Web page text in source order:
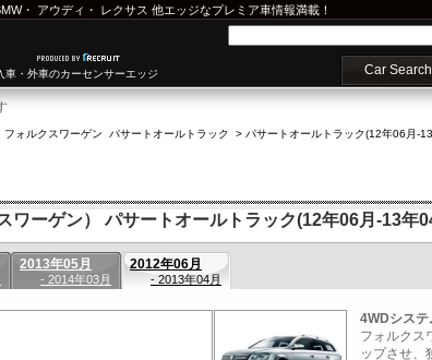
・ アウディ ・ レクサス 他エッジなプレミア車情報満載！
・外車のカーセンサーエッジ Car Search
フォルクスワーゲン パサートオールトラック > パサートオールトラック(12年06月-
ワーゲン） パサートオールトラック(12年06月-13年
2013年05月
- 2014年03月
2012年06月
- 2013年04月
4WDシス
フォルクス
ップさせ、